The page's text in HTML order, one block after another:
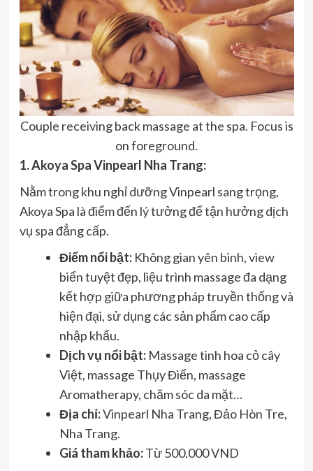
Couple receiving back massage at the spa. Focus is
on foreground.
1. Akoya Spa Vinpearl Nha Trang:
Nằm trong khu nghỉ dưỡng Vinpearl sang trọng,
Akoya Spa là điểm đến lý tưởng để tận hưởng dịch
vụ spa đẳng cấp.
Điểm nổi bật:Không gian yên bình, view
biển tuyệt đẹp, liệu trình massage đa dạng
kết hợp giữa phương pháp truyền thống và
hiện đại, sử dụng các sản phẩm cao cấp
nhập khẩu.
Dịch vụ nổi bật:Massage tinh hoa cỏ cây
Việt, massage Thụy Điển, massage
Aromatherapy, chăm sóc da mặt…
Địa chỉ:Vinpearl Nha Trang, Đảo Hòn Tre,
Nha Trang.
Giá tham khảo:Từ 500.000 VND